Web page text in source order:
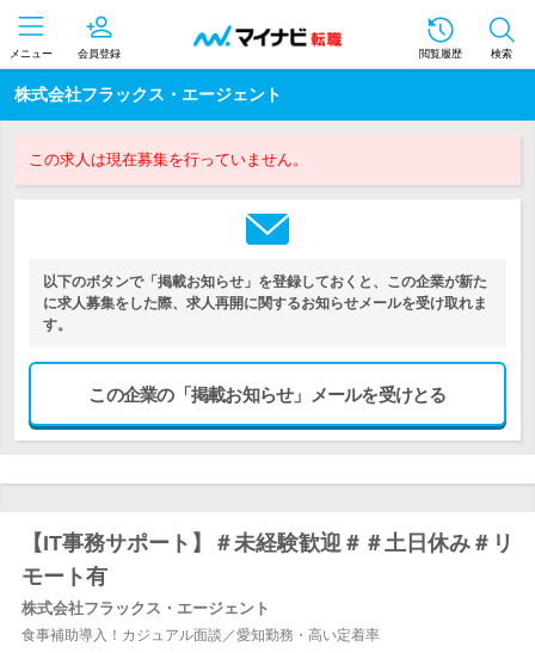
メニュー 会員登録 閲覧履歴 検索
株式会社フラックス・エージェント
この求人は現在募集を行っていません。
以下のボタンで「掲載お知らせ」を登録しておくと、この企業が新た
に求人募集をした際、求人再開に関するお知らせメールを受け取れま
す。
この企業の「掲載お知らせ」メールを受けとる
【IT事務サポート】＃未経験歓迎＃＃土日休み＃リ
モート有
株式会社フラックス・エージェント
食事補助導入！カジュアル面談／愛知勤務・高い定着率